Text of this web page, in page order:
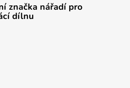
značka nářadí pro
dílnu